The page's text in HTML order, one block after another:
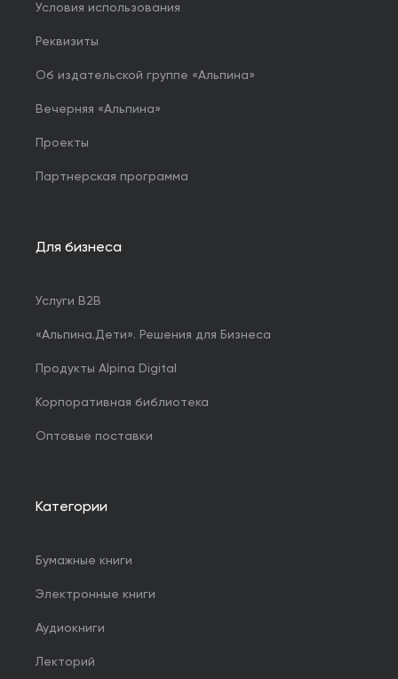
Условия использования
Реквизиты
Об издательской группе «Альпина»
Вечерняя «Альпина»
Проекты
Партнерская программа
Для бизнеса
Услуги B2B
«Альпина.Дети». Решения для Бизнеса
Продукты Alpina Digital
Корпоративная библиотека
Оптовые поставки
Категории
Бумажные книги
Электронные книги
Аудиокниги
Лекторий